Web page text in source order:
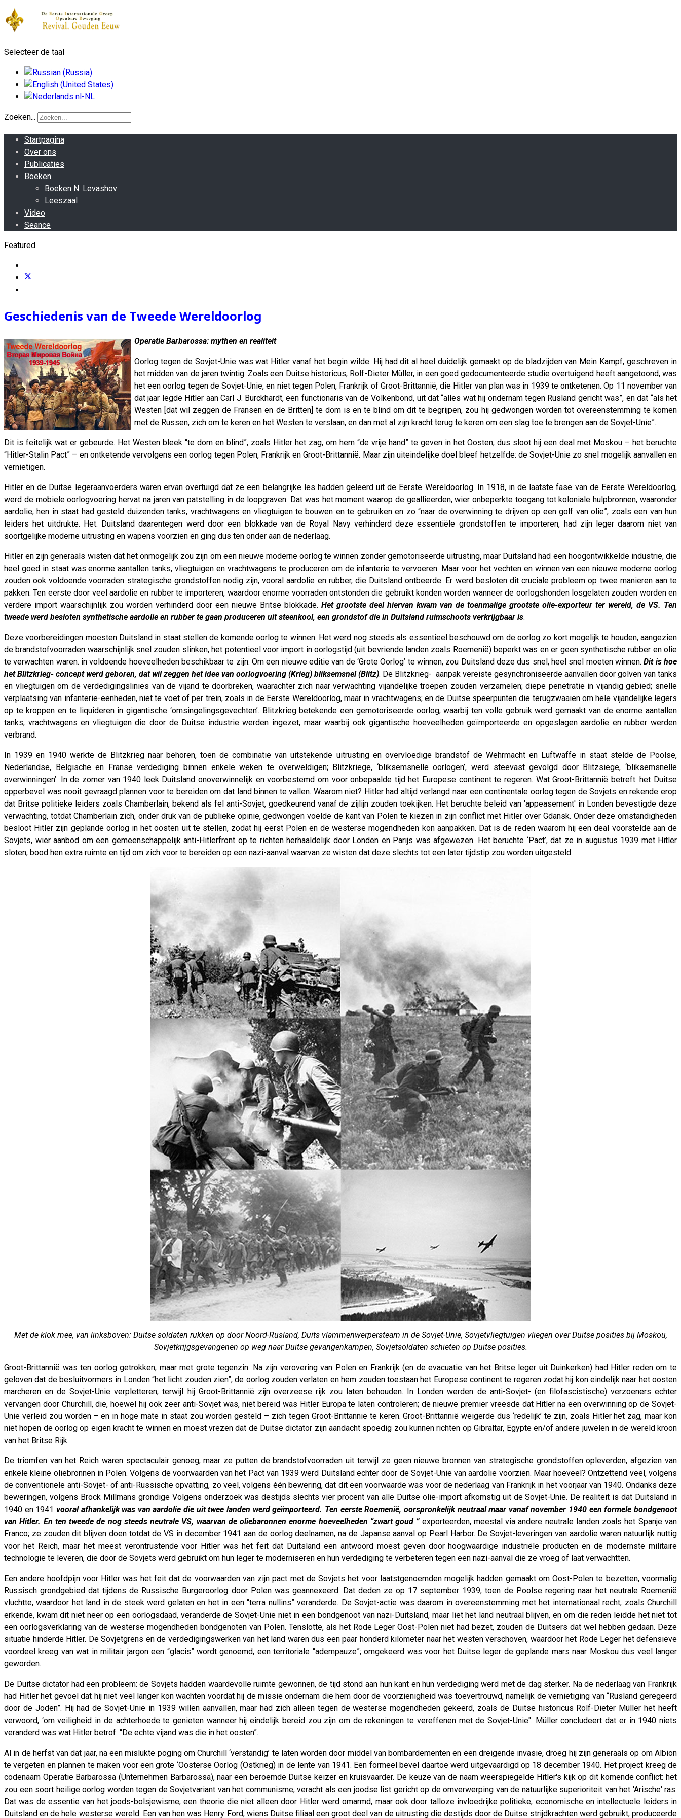
Selecteer de taal
Zoeken...
Startpagina
Over ons
Publicaties
Boeken
Boeken N. Levashov
Leeszaal
Video
Seance
Featured
Geschiedenis van de Tweede Wereldoorlog
Operatie Barbarossa: mythen en realiteit
Oorlog tegen de Sovjet-Unie was wat Hitler vanaf het begin wilde. Hij had dit al heel duidelijk gemaakt op de bladzijden van Mein Kampf, geschreven in
het midden van de jaren twintig. Zoals een Duitse historicus, Rolf-Dieter Müller, in een goed gedocumenteerde studie overtuigend heeft aangetoond, was
het een oorlog tegen de Sovjet-Unie, en niet tegen Polen, Frankrijk of Groot-Brittannië, die Hitler van plan was in 1939 te ontketenen. Op 11 november van
dat jaar legde Hitler aan Carl J. Burckhardt, een functionaris van de Volkenbond, uit dat “alles wat hij ondernam tegen Rusland gericht was”, en dat “als het
Westen [dat wil zeggen de Fransen en de Britten] te dom is en te blind om dit te begrijpen, zou hij gedwongen worden tot overeenstemming te komen
met de Russen, zich om te keren en het Westen te verslaan, en dan met al zijn kracht terug te keren om een ​​slag toe te brengen aan de Sovjet-Unie”.
Dit is feitelijk wat er gebeurde. Het Westen bleek “te dom en blind”, zoals Hitler het zag, om hem “de vrije hand” te geven in het Oosten, dus sloot hij een deal met Moskou – het beruchte
“Hitler-Stalin Pact” – en ontketende vervolgens een oorlog tegen Polen, Frankrijk en Groot-Brittannië. Maar zijn uiteindelijke doel bleef hetzelfde: de Sovjet-Unie zo snel mogelijk aanvallen en
vernietigen.
Hitler en de Duitse legeraanvoerders waren ervan overtuigd dat ze een belangrijke les hadden geleerd uit de Eerste Wereldoorlog. In 1918, in de laatste fase van de Eerste Wereldoorlog,
werd de mobiele oorlogvoering hervat na jaren van patstelling in de loopgraven. Dat was het moment waarop de geallieerden, wier onbeperkte toegang tot koloniale hulpbronnen, waaronder
aardolie, hen in staat had gesteld duizenden tanks, vrachtwagens en vliegtuigen te bouwen en te gebruiken en zo “naar de overwinning te drijven op een golf van olie”, zoals een van hun
leiders het uitdrukte. Het. Duitsland daarentegen werd door een blokkade van de Royal Navy verhinderd deze essentiële grondstoffen te importeren, had zijn leger daarom niet van
soortgelijke moderne uitrusting en wapens voorzien en ging dus ten onder aan de nederlaag.
Hitler en zijn generaals wisten dat het onmogelijk zou zijn om een ​​nieuwe moderne oorlog te winnen zonder gemotoriseerde uitrusting, maar Duitsland had een hoogontwikkelde industrie, die
heel goed in staat was enorme aantallen tanks, vliegtuigen en vrachtwagens te produceren om de infanterie te vervoeren. Maar voor het vechten en winnen van een nieuwe moderne oorlog
zouden ook voldoende voorraden strategische grondstoffen nodig zijn, vooral aardolie en rubber, die Duitsland ontbeerde. Er werd besloten dit cruciale probleem op twee manieren aan te
pakken. Ten eerste door veel aardolie en rubber te importeren, waardoor enorme voorraden ontstonden die gebruikt konden worden wanneer de oorlogshonden losgelaten zouden worden en
verdere import waarschijnlijk zou worden verhinderd door een nieuwe Britse blokkade. Het grootste deel hiervan kwam van de toenmalige grootste olie-exporteur ter wereld, de VS. Ten
tweede werd besloten synthetische aardolie en rubber te gaan produceren uit steenkool, een grondstof die in Duitsland ruimschoots verkrijgbaar is.
Deze voorbereidingen moesten Duitsland in staat stellen de komende oorlog te winnen. Het werd nog steeds als essentieel beschouwd om de oorlog zo kort mogelijk te houden, aangezien
de brandstofvoorraden waarschijnlijk snel zouden slinken, het potentieel voor import in oorlogstijd (uit bevriende landen zoals Roemenië) beperkt was en er geen synthetische rubber en olie
te verwachten waren. in voldoende hoeveelheden beschikbaar te zijn. Om een ​​nieuwe editie van de ‘Grote Oorlog’ te winnen, zou Duitsland deze dus snel, heel snel moeten winnen.Dit is hoe
het Blitzkrieg- concept werd geboren, dat wil zeggen het idee van oorlogvoering (Krieg) bliksemsnel (Blitz). De Blitzkrieg- aanpak vereiste gesynchroniseerde aanvallen door golven van tanks
en vliegtuigen om de verdedigingslinies van de vijand te doorbreken, waarachter zich naar verwachting vijandelijke troepen zouden verzamelen; diepe penetratie in vijandig gebied; snelle
verplaatsing van infanterie-eenheden, niet te voet of per trein, zoals in de Eerste Wereldoorlog, maar in vrachtwagens; en de Duitse speerpunten die terugzwaaien om hele vijandelijke legers
op te kroppen en te liquideren in gigantische ‘omsingelingsgevechten’. Blitzkrieg betekende een gemotoriseerde oorlog, waarbij ten volle gebruik werd gemaakt van de enorme aantallen
tanks, vrachtwagens en vliegtuigen die door de Duitse industrie werden ingezet, maar waarbij ook gigantische hoeveelheden geïmporteerde en opgeslagen aardolie en rubber werden
verbrand.
In 1939 en 1940 werkte de Blitzkrieg naar behoren, toen de combinatie van uitstekende uitrusting en overvloedige brandstof de Wehrmacht en Luftwaffe in staat stelde de Poolse,
Nederlandse, Belgische en Franse verdediging binnen enkele weken te overweldigen; Blitzkriege, ‘bliksemsnelle oorlogen’, werd steevast gevolgd door Blitzsiege, ‘bliksemsnelle
overwinningen’. In de zomer van 1940 leek Duitsland onoverwinnelijk en voorbestemd om voor onbepaalde tijd het Europese continent te regeren. Wat Groot-Brittannië betreft: het Duitse
opperbevel was nooit gevraagd plannen voor te bereiden om dat land binnen te vallen. Waarom niet? Hitler had altijd verlangd naar een continentale oorlog tegen de Sovjets en rekende erop
dat Britse politieke leiders zoals Chamberlain, bekend als fel anti-Sovjet, goedkeurend vanaf de zijlijn zouden toekijken. Het beruchte beleid van 'appeasement' in Londen bevestigde deze
verwachting, totdat Chamberlain zich, onder druk van de publieke opinie, gedwongen voelde de kant van Polen te kiezen in zijn conflict met Hitler over Gdansk. Onder deze omstandigheden
besloot Hitler zijn geplande oorlog in het oosten uit te stellen, zodat hij eerst Polen en de westerse mogendheden kon aanpakken. Dat is de reden waarom hij een deal voorstelde aan de
Sovjets, wier aanbod om een ​​gemeenschappelijk anti-Hitlerfront op te richten herhaaldelijk door Londen en Parijs was afgewezen. Het beruchte ‘Pact’, dat ze in augustus 1939 met Hitler
sloten, bood hen extra ruimte en tijd om zich voor te bereiden op een nazi-aanval waarvan ze wisten dat deze slechts tot een later tijdstip zou worden uitgesteld.
Met de klok mee, van linksboven: Duitse soldaten rukken op door Noord-Rusland, Duits vlammenwerpersteam in de Sovjet-Unie, Sovjetvliegtuigen vliegen over Duitse posities bij Moskou,
Sovjetkrijgsgevangenen op weg naar Duitse gevangenkampen, Sovjetsoldaten schieten op Duitse posities.
Groot-Brittannië was ten oorlog getrokken, maar met grote tegenzin. Na zijn verovering van Polen en Frankrijk (en de evacuatie van het Britse leger uit Duinkerken) had Hitler reden om te
geloven dat de besluitvormers in Londen “het licht zouden zien”, de oorlog zouden verlaten en hem zouden toestaan ​​het Europese continent te regeren zodat hij kon eindelijk naar het oosten
marcheren en de Sovjet-Unie verpletteren, terwijl hij Groot-Brittannië zijn overzeese rijk zou laten behouden. In Londen werden de anti-Sovjet- (en filofascistische) verzoeners echter
vervangen door Churchill, die, hoewel hij ook zeer anti-Sovjet was, niet bereid was Hitler Europa te laten controleren; de nieuwe premier vreesde dat Hitler na een overwinning op de Sovjet-
Unie verleid zou worden – en in hoge mate in staat zou worden gesteld – zich tegen Groot-Brittannië te keren. Groot-Brittannië weigerde dus ‘redelijk’ te zijn, zoals Hitler het zag, maar kon
niet hopen de oorlog op eigen kracht te winnen en moest vrezen dat de Duitse dictator zijn aandacht spoedig zou kunnen richten op Gibraltar, Egypte en/of andere juwelen in de wereld kroon
van het Britse Rijk.
De triomfen van het Reich waren spectaculair genoeg, maar ze putten de brandstofvoorraden uit terwijl ze geen nieuwe bronnen van strategische grondstoffen opleverden, afgezien van
enkele kleine oliebronnen in Polen. Volgens de voorwaarden van het Pact van 1939 werd Duitsland echter door de Sovjet-Unie van aardolie voorzien. Maar hoeveel? Ontzettend veel, volgens
de conventionele anti-Sovjet- of anti-Russische opvatting, zo veel, volgens één bewering, dat dit een voorwaarde was voor de nederlaag van Frankrijk in het voorjaar van 1940. Ondanks deze
beweringen, volgens Brock Millmans grondige Volgens onderzoek was destijds slechts vier procent van alle Duitse olie-import afkomstig uit de Sovjet-Unie. De realiteit is dat Duitsland in
1940 en 1941 vooral afhankelijk was van aardolie die uit twee landen werd geïmporteerd. Ten eerste Roemenië, oorspronkelijk neutraal maar vanaf november 1940 een formele bondgenoot
van Hitler. En ten tweede de nog steeds neutrale VS, waarvan de oliebaronnen enorme hoeveelheden “zwart goud ”exporteerden, meestal via andere neutrale landen zoals het Spanje van
Franco; ze zouden dit blijven doen totdat de VS in december 1941 aan de oorlog deelnamen, na de Japanse aanval op Pearl Harbor. De Sovjet-leveringen van aardolie waren natuurlijk nuttig
voor het Reich, maar het meest verontrustende voor Hitler was het feit dat Duitsland een antwoord moest geven door hoogwaardige industriële producten en de modernste militaire
technologie te leveren, die door de Sovjets werd gebruikt om hun leger te moderniseren en hun verdediging te verbeteren tegen een nazi-aanval die ze vroeg of laat verwachtten.
Een andere hoofdpijn voor Hitler was het feit dat de voorwaarden van zijn pact met de Sovjets het voor laatstgenoemden mogelijk hadden gemaakt om Oost-Polen te bezetten, voormalig
Russisch grondgebied dat tijdens de Russische Burgeroorlog door Polen was geannexeerd. Dat deden ze op 17 september 1939, toen de Poolse regering naar het neutrale Roemenië
vluchtte, waardoor het land in de steek werd gelaten en het in een “terra nullins” veranderde. De Sovjet-actie was daarom in overeenstemming met het internationaal recht; zoals Churchill
erkende, kwam dit niet neer op een oorlogsdaad, veranderde de Sovjet-Unie niet in een bondgenoot van nazi-Duitsland, maar liet het land neutraal blijven, en om die reden leidde het niet tot
een oorlogsverklaring van de westerse mogendheden bondgenoten van Polen. Tenslotte, als het Rode Leger Oost-Polen niet had bezet, zouden de Duitsers dat wel hebben gedaan. Deze
situatie hinderde Hitler. De Sovjetgrens en de verdedigingswerken van het land waren dus een paar honderd kilometer naar het westen verschoven, waardoor het Rode Leger het defensieve
voordeel kreeg van wat in militair jargon een “glacis” wordt genoemd, een territoriale “adempauze”; omgekeerd was voor het Duitse leger de geplande mars naar Moskou dus veel langer
geworden.
De Duitse dictator had een probleem: de Sovjets hadden waardevolle ruimte gewonnen, de tijd stond aan hun kant en hun verdediging werd met de dag sterker. Na de nederlaag van Frankrijk
had Hitler het gevoel dat hij niet veel langer kon wachten voordat hij de missie ondernam die hem door de voorzienigheid was toevertrouwd, namelijk de vernietiging van “Rusland geregeerd
door de Joden”. Hij had de Sovjet-Unie in 1939 willen aanvallen, maar had zich alleen tegen de westerse mogendheden gekeerd, zoals de Duitse historicus Rolf-Dieter Müller het heeft
verwoord, ‘om veiligheid in de achterhoede te genieten wanneer hij eindelijk bereid zou zijn om de rekeningen te vereffenen met de Sovjet-Unie". Müller concludeert dat er in 1940 niets
veranderd was wat Hitler betrof: “De echte vijand was die in het oosten”.
Al in de herfst van dat jaar, na een mislukte poging om Churchill ‘verstandig’ te laten worden door middel van bombardementen en een dreigende invasie, droeg hij zijn generaals op om Albion
te vergeten en plannen te maken voor een grote ‘Oosterse Oorlog (Ostkrieg) in de lente van 1941. Een formeel bevel daartoe werd uitgevaardigd op 18 december 1940. Het project kreeg de
codenaam Operatie Barbarossa (Unternehmen Barbarossa), naar een beroemde Duitse keizer en kruisvaarder. De keuze van de naam weerspiegelde Hitler's kijk op dit komende conflict: het
zou een soort heilige oorlog worden tegen de Sovjetvariant van het communisme, veracht als een joodse list gericht op de omverwerping van de natuurlijke superioriteit van het 'Arische' ras.
Dat was de essentie van het joods-bolsjewisme, een theorie die niet alleen door Hitler werd omarmd, maar ook door talloze invloedrijke politieke, economische en intellectuele leiders in
Duitsland en de hele westerse wereld. Een van hen was Henry Ford, wiens Duitse filiaal een groot deel van de uitrusting die destijds door de Duitse strijdkrachten werd gebruikt, produceerde